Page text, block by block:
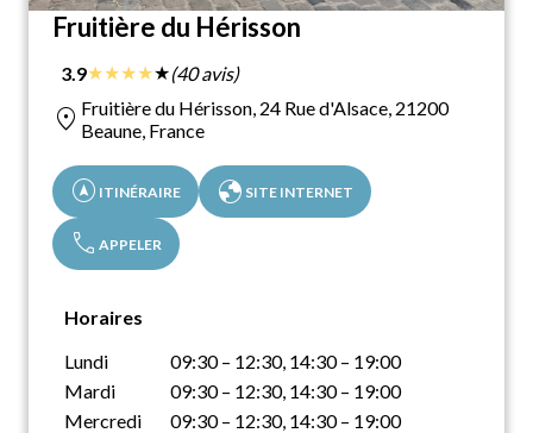
Fruitière du Hérisson
3.9★★★★★(40 avis)
location_on Fruitière du Hérisson, 24 Rue d'Alsace, 21200
Beaune, France
assistant_navigation ITINÉRAIRE globe SITE INTERNET
call APPELER
Horaires
Lundi
09:30 – 12:30, 14:30 – 19:00
Mardi
09:30 – 12:30, 14:30 – 19:00
Mercredi
09:30 – 12:30, 14:30 – 19:00